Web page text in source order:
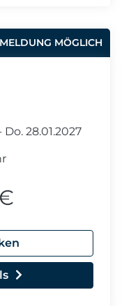
MÖGLICH
Do. 28.01.2027